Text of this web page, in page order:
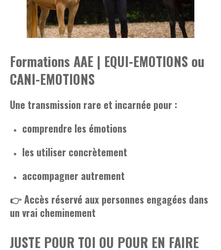
Formations AAE | EQUI-EMOTIONS ou
CANI-EMOTIONS
Une transmission rare et incarnée pour :
comprendre les émotions
les utiliser concrètement
accompagner autrement
👉 Accès réservé aux personnes engagées dans
un vrai cheminement
JUSTE POUR TOI OU POUR EN FAIRE